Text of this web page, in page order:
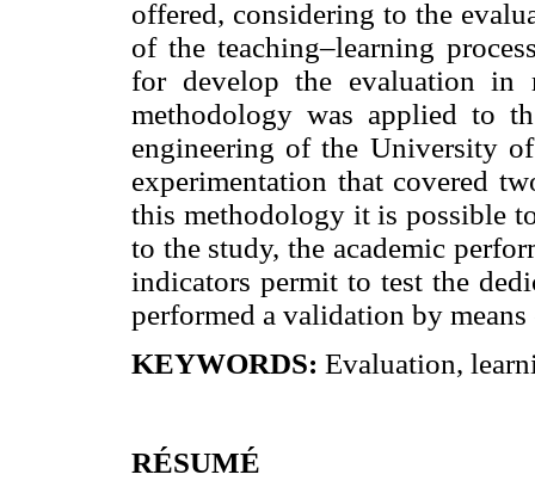
offered, considering to the
of the teaching–learning
for develop the evaluation in
methodology was applied to
engineering of the University
experimentation that covered
this methodology it is possible
to the study, the academic
indicators permit to test the
performed a validation by
KEYWORDS: Evaluation,
RÉSUMÉ